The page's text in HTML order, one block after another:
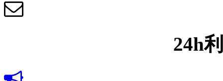
24h